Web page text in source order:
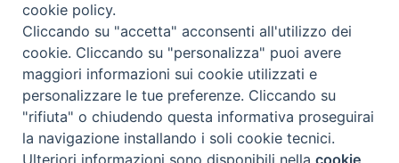
Copyright © 2019 - Tutti i diritti riservati - Vita
Trentina Editrice
Privacy Policy
Torna
cookie policy.
Cliccando su "accetta" acconsenti all'utilizzo dei
cookie. Cliccando su "personalizza" puoi avere
maggiori informazioni sui cookie utilizzati e
personalizzare le tue preferenze. Cliccando su
"rifiuta" o chiudendo questa informativa proseguirai
la navigazione installando i soli cookie tecnici.